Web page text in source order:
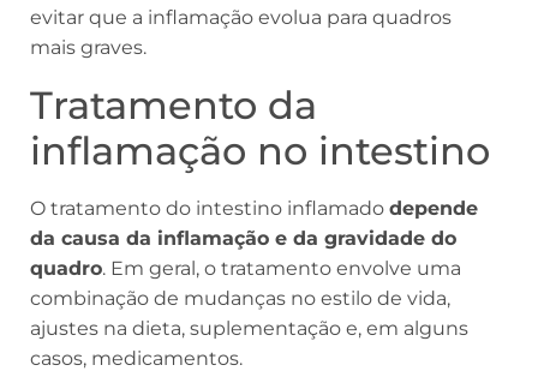
evitar que a inflamação evolua para quadros
mais graves.
Tratamento da
inflamação no intestino
O tratamento do intestino inflamado depende
da causa da inflamação e da gravidade do
quadro. Em geral, o tratamento envolve uma
combinação de mudanças no estilo de vida,
ajustes na dieta, suplementação e, em alguns
casos, medicamentos.